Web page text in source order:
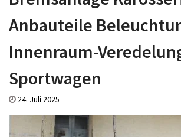
Anbauteile
Innenraum-
Sportwagen
24. Juli 2025